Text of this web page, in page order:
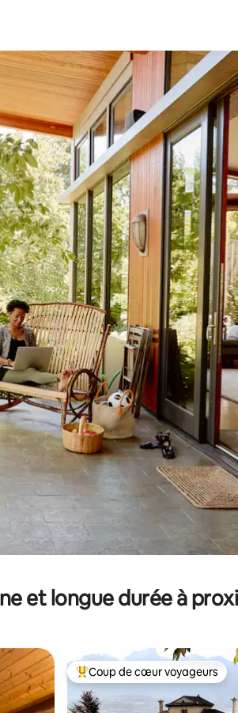
pour les parcourir ou en appuyant et en
et longue durée à
Coups de cœur voyageurs les
Coup de cœur voyageurs